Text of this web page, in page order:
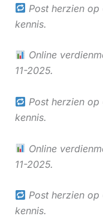
Post herzien
kennis.
Online
11-2025.
Post herzien op
kennis.
Online
11-2025.
Post herzien
kennis.